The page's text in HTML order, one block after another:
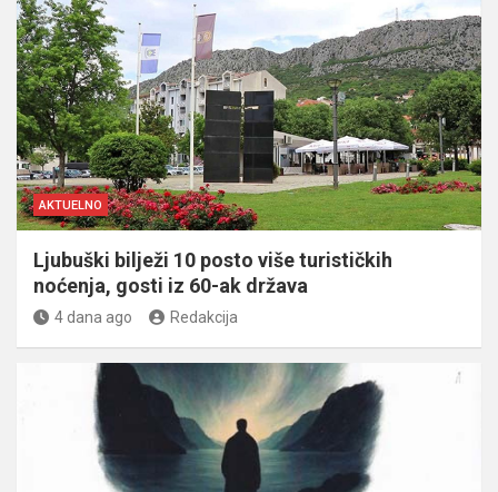
AKTUELNO
Ljubuški bilježi 10 posto više turističkih
noćenja, gosti iz 60-ak država
4 dana ago Redakcija